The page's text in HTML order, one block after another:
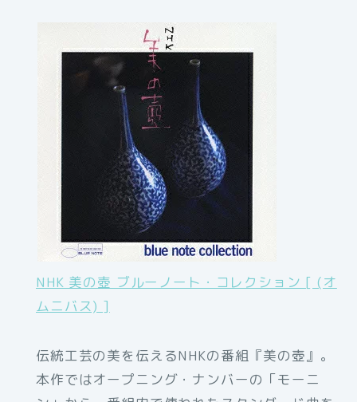
NHK 美の壺 ブルーノート・コレクション [ (オ
ムニバス) ]
伝統工芸の美を伝えるNHKの番組『美の壺』。
本作ではオープニング・ナンバーの「モーニ